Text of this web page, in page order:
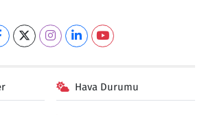
Hava Durumu